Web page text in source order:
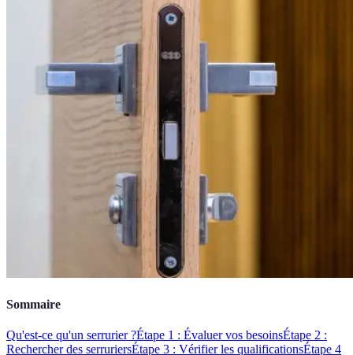
Sommaire
Qu'est-ce qu'un serrurier ?Étape 1 : Évaluer vos besoinsÉtape 2 :
Rechercher des serruriersÉtape 3 : Vérifier les qualificationsÉtape 4